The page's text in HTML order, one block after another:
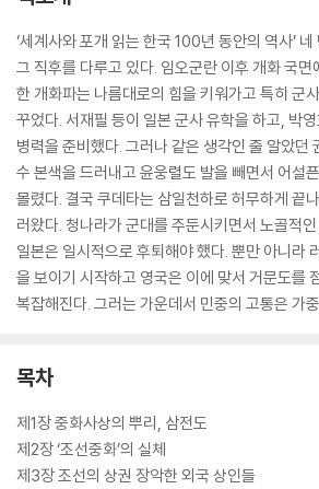
‘세계사와 포개 읽는 한국 100년 동안의 역사’
그 직후를 다루고 있다. 임오군란 이후 개화 국
한 개화파는 나름대로의 힘을 키워가고 특히 군
꾸었다. 서재필 등이 일본 군사 유학을 하고, 박
병력을 준비했다. 그러나 같은 생각인 줄 알았던
수 본색을 드러내고 윤웅렬도 발을 빼면서 어설
몰렸다. 결국 쿠데타는 삼일천하로 허무하게 끝
러왔다. 청나라가 군대를 주둔시키면서 노골적
일본은 일시적으로 후퇴해야 했다. 뿐만 아니라
을 보이기 시작하고 영국은 이에 맞서 거문도를
복잡해진다. 그러는 가운데서 민중의 고통은 가
목차
제1장 중화사상의 뿌리, 삼전도
제2장 ‘조선중화’의 실체
제3장 조선의 상권 장악한 외국 상인들